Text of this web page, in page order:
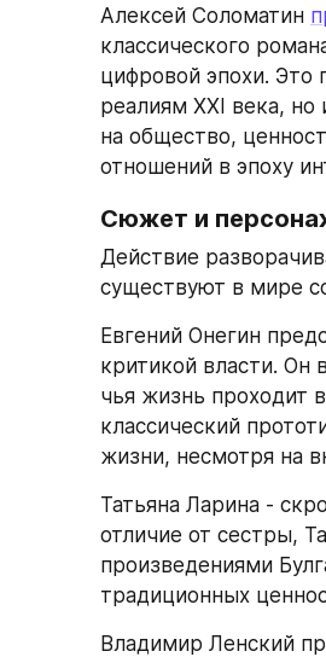
Алексей Соломатин
классического
цифровой эпохи. Это
реалиям XXI века,
на общество,
отношений в эпоху
Сюжет и
Действие
существуют в мире
Евгений Онегин
критикой власти. Он
чья жизнь проходит
классический
жизни, несмотря на
Татьяна Ларина -
отличие от сестры,
произведениями
традиционных
Владимир Ленский